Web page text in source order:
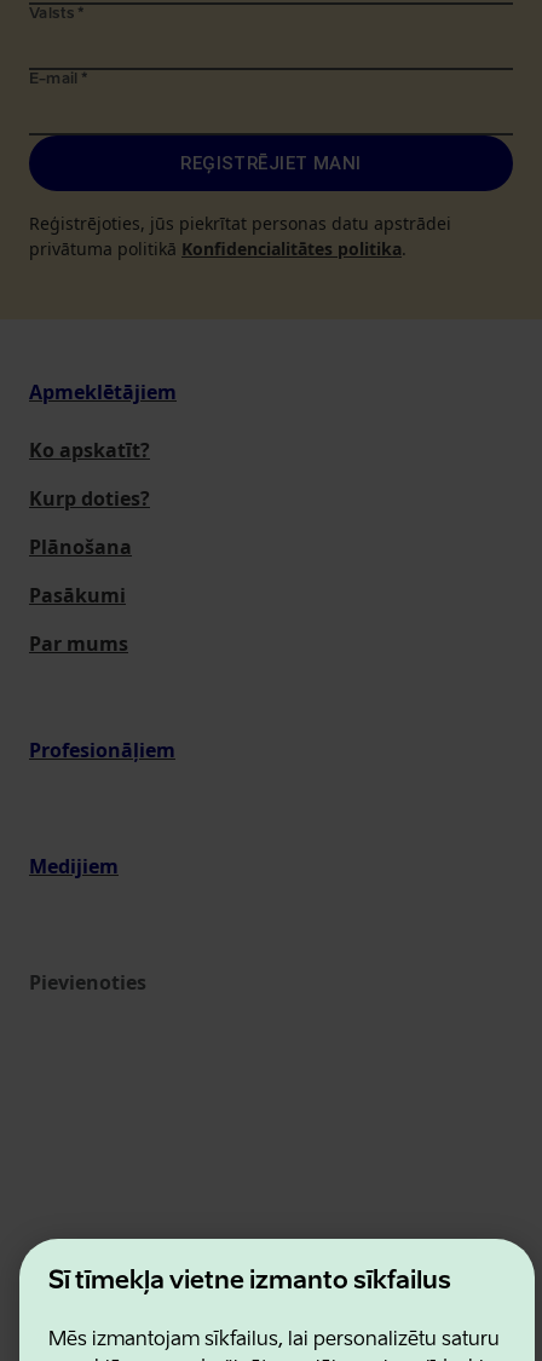
Šī tīmekļa vietne izmanto sīkfailus
Mēs izmantojam sīkfailus, lai personalizētu saturu
Valsts *
E-mail *
REĢISTRĒJIET MANI
Reģistrējoties, jūs piekrītat personas datu apstrādei
privātuma politikā Konfidencialitātes politika.
Apmeklētājiem
Ko apskatīt?
Kurp doties?
Plānošana
Pasākumi
Par mums
Profesionāļiem
Medijiem
Pievienoties
Estonian Business and Innovation Agency
Kontakti
Lietošanas noteikumi